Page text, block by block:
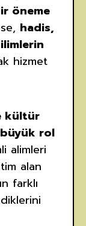
öneme
hadis,
hizmet
kültür
rol
alimleri
alan
farklı